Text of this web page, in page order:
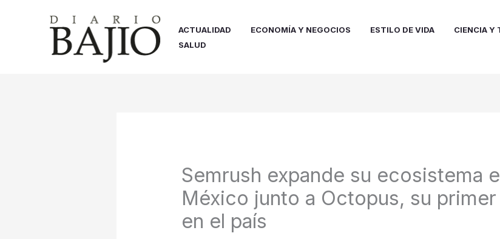
ACTUALIDAD ECONOMÍA Y NEGOCIOS ESTILO DE VIDA CIENCIA Y
SALUD
Semrush expande su ecosistema
México junto a Octopus, su
en el país